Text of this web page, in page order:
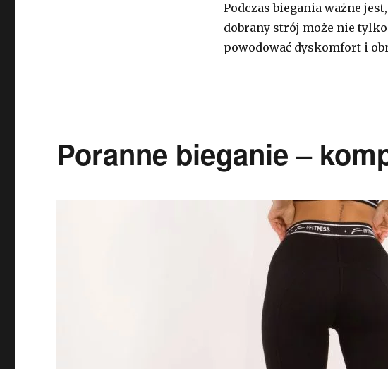
Podczas biegania ważne
dobrany strój może nie
powodować dyskomfort i
Poranne bieganie –